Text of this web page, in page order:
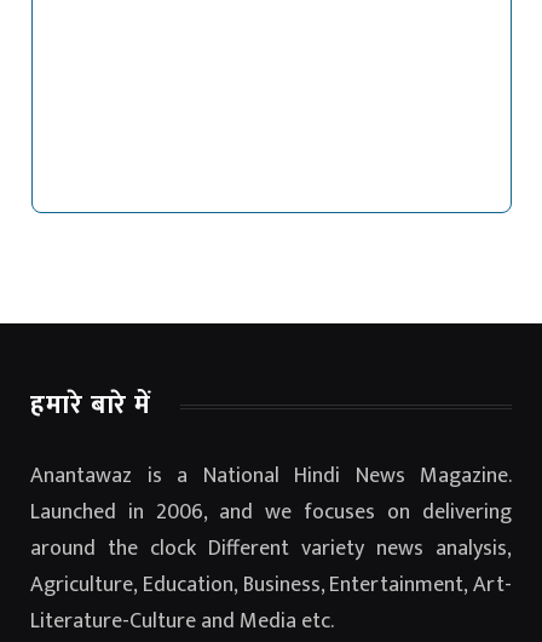
हमारे बारे में
Anantawaz is a National Hindi News Magazine.
Launched in 2006, and we focuses on delivering
around the clock Different variety news analysis,
Agriculture, Education, Business, Entertainment, Art-
Literature-Culture and Media etc.